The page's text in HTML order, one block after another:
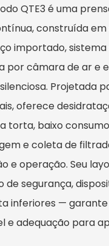
QTE3 é uma
construída em
importado,
por câmara de ar e
Projetada
oferece
torta, baixo
e coleta de
e operação. Seu
segurança,
inferiores —
adequação para